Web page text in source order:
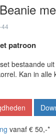
patroon
bestaande
Kan in alle
vanaf € 50,-*